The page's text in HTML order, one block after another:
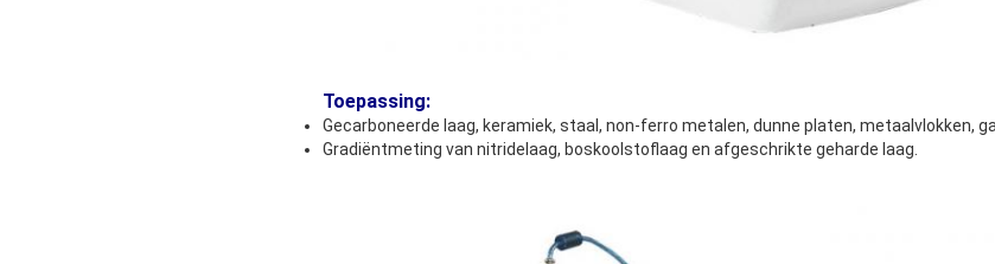
Toepassing:
Gecarboneerde laag, keramiek, staal, non-ferro metalen, dunne platen, metaalvlokken,
Gradiëntmeting van nitridelaag, boskoolstoflaag en afgeschrikte geharde laag.